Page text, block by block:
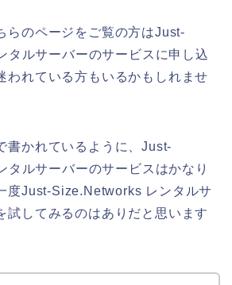
らのページをご覧の方はJust-
タルサーバーのサービスに申し込
われている方もいるかもしれませ
書かれているように、Just-
ルサーバーのサービスはかなり
度Just-Size.Networks レンタルサ
試してみるのはありだと思います